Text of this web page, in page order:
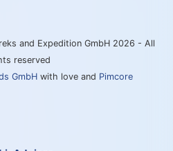
and Expedition GmbH 2026 - All
reserved
GmbH with love and Pimcore